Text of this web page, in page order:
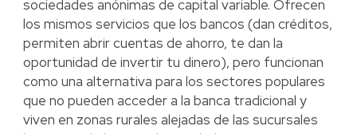
sociedades anónimas de capital variable. Ofrecen
los mismos servicios que los bancos (dan créditos,
permiten abrir cuentas de ahorro, te dan la
oportunidad de invertir tu dinero), pero funcionan
como una alternativa para los sectores populares
que no pueden acceder a la banca tradicional y
viven en zonas rurales alejadas de las sucursales